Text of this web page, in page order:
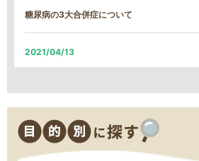
2025/12/09
2025/11/18
11/18 臨時休業のお知らせ
糖尿病の3大合併症について
2021/04/13
2021/03/29
減塩表示の落とし穴！その表示、本当に減塩？